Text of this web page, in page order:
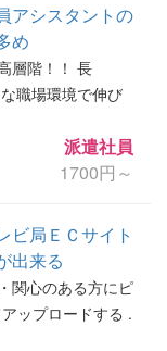
アシスタントの
め
層階！！ 長
職場環境で伸び
派遣社員
1700円～
ビ局ＥＣサイト
出来る
関心のある方にピ
ップロードする .